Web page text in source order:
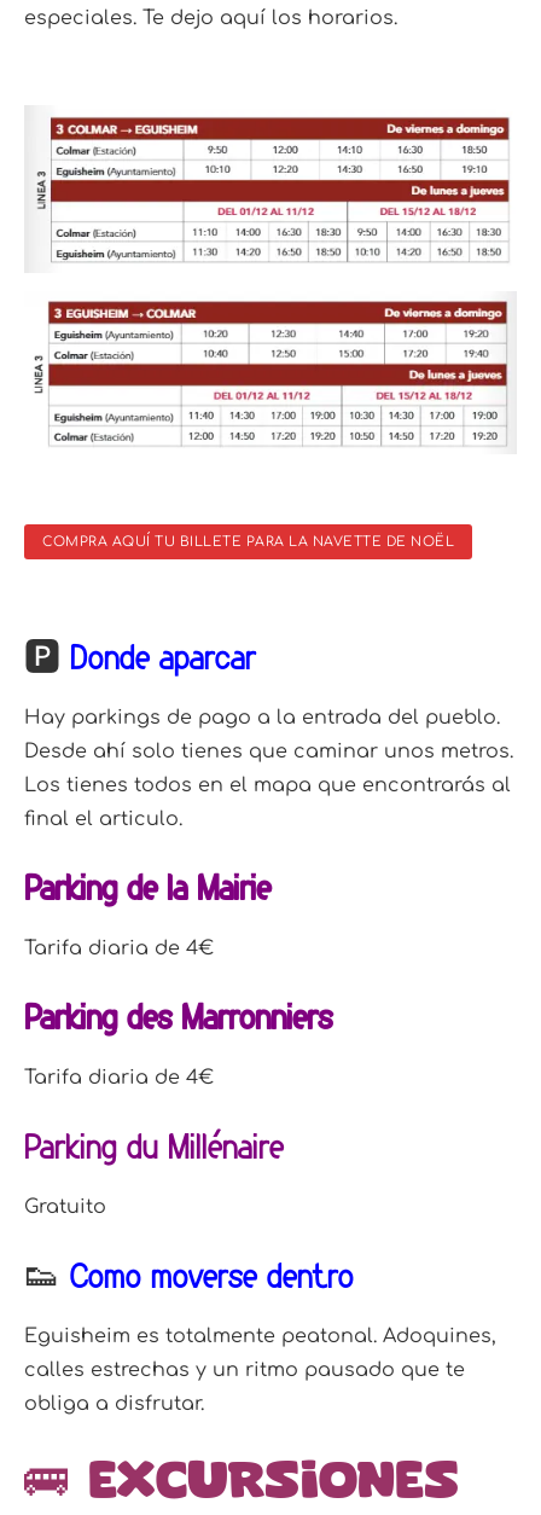
especiales. Te dejo aquí los horarios.
COMPRA AQUÍ TU BILLETE PARA LA NAVETTE DE NOËL
🅿 Dónde aparcar
Hay parkings de pago a la entrada del pueblo.
Desde ahí solo tienes que caminar unos metros.
Los tienes todos en el mapa que encontrarás al
final el articulo.
Parking de la Mairie
Tarifa diaria de 4€
Parking des Marronniers
Tarifa diaria de 4€
Parking du Millénaire
Gratuito
👟 Cómo moverse dentro
Eguisheim es totalmente peatonal. Adoquines,
calles estrechas y un ritmo pausado que te
obliga a disfrutar.
🚌 Excursiones